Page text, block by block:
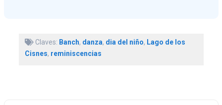
Claves: Banch, danza, dia del niño, Lago de los
Cisnes, reminiscencias